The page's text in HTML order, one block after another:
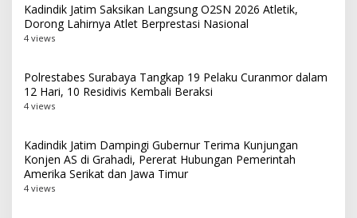
Kadindik Jatim Saksikan Langsung O2SN 2026 Atletik,
Dorong Lahirnya Atlet Berprestasi Nasional
4 views
Polrestabes Surabaya Tangkap 19 Pelaku Curanmor dalam
12 Hari, 10 Residivis Kembali Beraksi
4 views
Kadindik Jatim Dampingi Gubernur Terima Kunjungan
Konjen AS di Grahadi, Pererat Hubungan Pemerintah
Amerika Serikat dan Jawa Timur
4 views